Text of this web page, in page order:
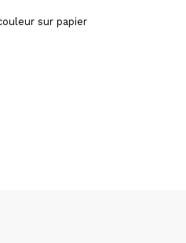
sur papier